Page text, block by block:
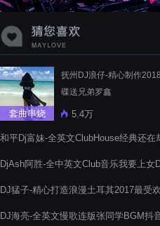
套曲串烧
抚州DJ浪仔-精心制作
碟送兄弟罗鑫
5.4万
和平Dj富妹-全英文ClubHouse经典还在
DjAsh阿胜-全中英文Club音乐我要上女
DJ猛子-精心打造浪漫土耳其2017最受
DJ海亮-全英文慢歌连版张同学BGM抖